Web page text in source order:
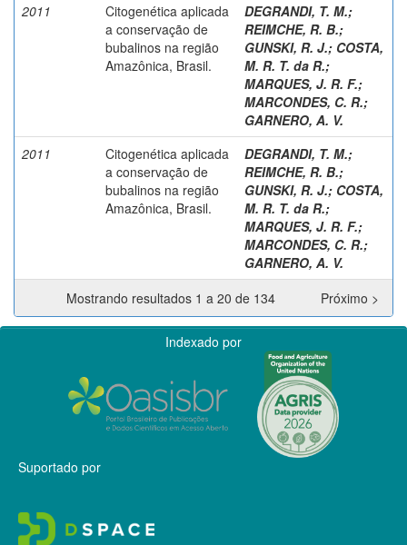
2011
Citogenética aplicada
a conservação de
bubalinos na região
Amazônica, Brasil.
DEGRANDI, T. M.;
REIMCHE, R. B.;
GUNSKI, R. J.; COSTA,
M. R. T. da R.;
MARQUES, J. R. F.;
MARCONDES, C. R.;
GARNERO, A. V.
2011
Citogenética aplicada
a conservação de
bubalinos na região
Amazônica, Brasil.
DEGRANDI, T. M.;
REIMCHE, R. B.;
GUNSKI, R. J.; COSTA,
M. R. T. da R.;
MARQUES, J. R. F.;
MARCONDES, C. R.;
GARNERO, A. V.
Mostrando resultados 1 a 20 de 134
Próximo >
Indexado por
Suportado por